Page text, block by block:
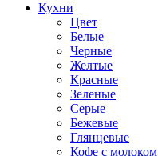
Кухни
Цвет
Белые
Черные
Желтые
Красные
Зеленые
Серые
Бежевые
Глянцевые
Кофе с молоком